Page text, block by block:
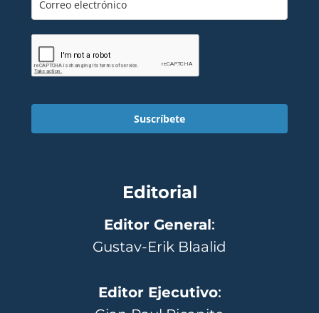
Suscríbete
Editorial
Editor General:
Gustav-Erik Blaalid
Editor Ejecutivo: